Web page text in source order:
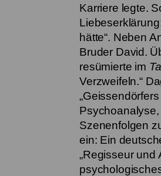
Karriere legte.
hätte“. Neben
Bruder David.
resümierte im
Verzweifeln.“
Psychoanalyse,
Szenenfolgen
ein: Ein
„Regisseur und